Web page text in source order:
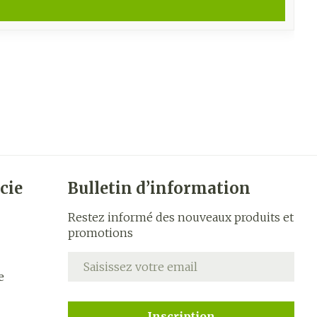
Bulletin d’information
Restez informé des nouveaux produits et
promotions
Adresse mail